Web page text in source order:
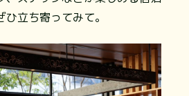
立ち寄ってみて。